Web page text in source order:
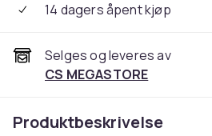
14 dagers åpent kjøp
Selges og leveres av
CS MEGASTORE
Produktbeskrivelse